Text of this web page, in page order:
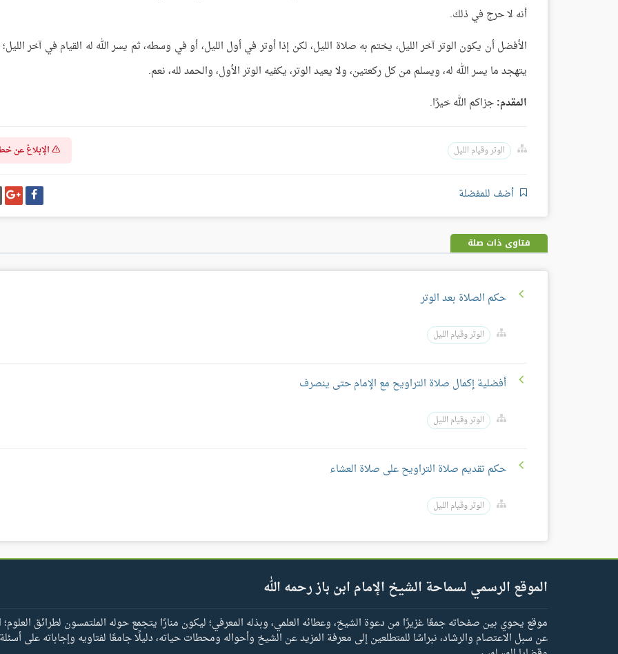
أنه لا حرج في ذلك.
الأفضل أن يكون الوتر آخر الليل، يختم به صلاة الليل، لكن إذا أوتر في أول الليل، أو في وسطه، ثم يسر الله له القيام في آخر الليل؛
يتهجد ما يسر الله له، ويسلم من كل ركعتين، ولا يعيد الوتر، يكفيه الوتر الأول، والحمد لله، نعم.
المقدم:جزاكم الله خيرًا.
الوتر وقيام الليل الإبلاغ عن
أضف للمفضلة شارك
على
فيسبوك
فتاوى ذات صلة
حكم الصلاة بعد الوتر
الوتر وقيام الليل
أفضلية إكمال صلاة التراويح مع الإمام حتى ينصرف
الوتر وقيام الليل
حكم تقديم صلاة التراويح على صلاة العشاء
الوتر وقيام الليل
الموقع الرسمي لسماحة الشيخ الإمام ابن باز رحمه الله
موقع يحوي بين صفحاته جمعًا غزيرًا من دعوة الشيخ، وعطائه العلمي، وبذله المعرفي؛ ليكون منارًا يتجمع حوله الملتمسون لطرائق العلوم؛
عن سبل الاعتصام والرشاد، نبراسًا للمتطلعين إلى معرفة المزيد عن الشيخ وأحواله ومحطات حياته، دليلًا جامعًا لفتاويه وإجاباته على